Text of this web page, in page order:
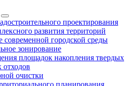
проектирования
развития территорий
городской среды
зонирование
площадок накопления твердых
очистки
планирования